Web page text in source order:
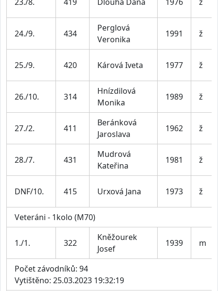
24./9. 434
Perglová
Veronika
1991 ž
25./9. 420 Kárová Iveta 1977 ž
26./10. 314
Hnízdilová
Monika
1989 ž
27./2. 411
Beránková
Jaroslava
1962 ž
28./7. 431
Mudrová
Kateřina
1981 ž
DNF/10. 415 Urxová Jana 1973 ž
Veteráni - 1kolo (M70)
1./1. 322
Kněžourek
Josef
1939 m
Počet závodníků: 94
Vytištěno: 25.03.2023 19:32:19